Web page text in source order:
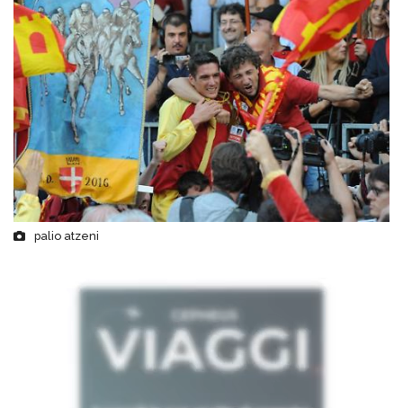
palio atzeni